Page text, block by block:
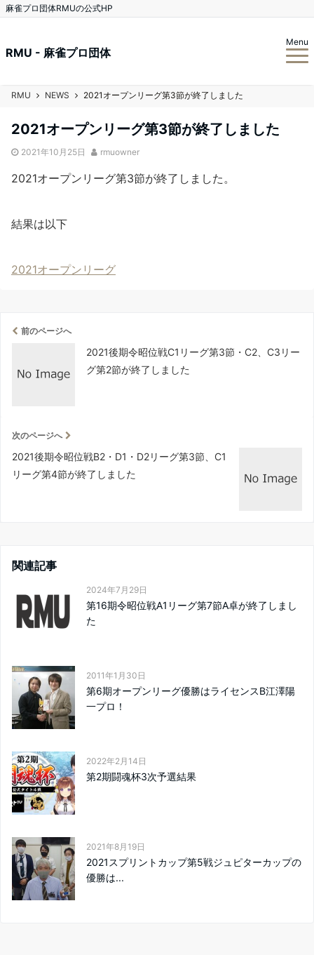
麻雀プロ団体RMUの公式HP
RMU - 麻雀プロ団体
Menu
RMU NEWS 2021オープンリーグ第3節が終了しました
2021オープンリーグ第3節が終了しました
2021年10月25日 rmuowner
2021オープンリーグ第3節が終了しました。
結果は以下
2021オープンリーグ
前のページへ
2021後期令昭位戦C1リーグ第3節・C2、C3リー
グ第2節が終了しました
次のページへ
2021後期令昭位戦B2・D1・D2リーグ第3節、C1
リーグ第4節が終了しました
関連記事
2024年7月29日
第16期令昭位戦A1リーグ第7節A卓が終了しまし
た
2011年1月30日
第6期オープンリーグ優勝はライセンスB江澤陽
一プロ！
2022年2月14日
第2期闘魂杯3次予選結果
2021年8月19日
2021スプリントカップ第5戦ジュピターカップの
優勝は...